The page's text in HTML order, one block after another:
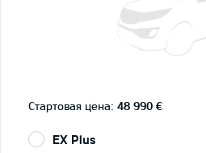
Стартовая цена: 48 990 €
EX Plus